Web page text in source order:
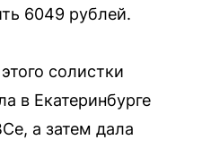
6049 рублей.
солистки
в Екатеринбурге
а затем дала